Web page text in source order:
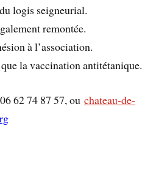
logis seigneurial.
remontée.
à l’association.
la vaccination antitétanique.
62 74 87 57, ouchateau-de-